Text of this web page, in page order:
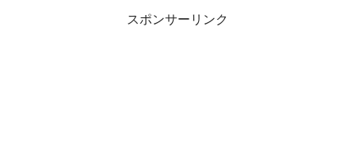
スポンサーリンク